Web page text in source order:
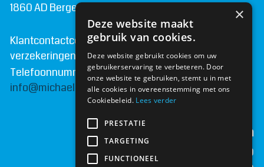
1860 AD Bergen N.H.
Klantcontactcentrum van MichaelBOON
verzekeringen
Telefoonnummer:072 - 509 28 06
info@michaelboonverzekeringen.nl
Openingstijden
maandag
09:00 | 17:00
×
Deze website maakt
gebruik van cookies.
Deze website gebruikt cookies om uw
gebruikerservaring te verbeteren. Door
onze website te gebruiken, stemt u in met
alle cookies in overeenstemming met ons
Cookiebeleid. Lees verder
PRESTATIE
TARGETING
FUNCTIONEEL